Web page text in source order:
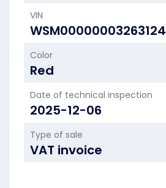
VIN
WSM00000003263124
Color
Red
Date of technical inspection
2025-12-06
Type of sale
VAT invoice